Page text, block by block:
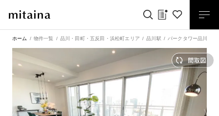
ホーム 物件一覧 品川・田町・五反田・浜松町エリア 品川駅 パークタワー品川ベ